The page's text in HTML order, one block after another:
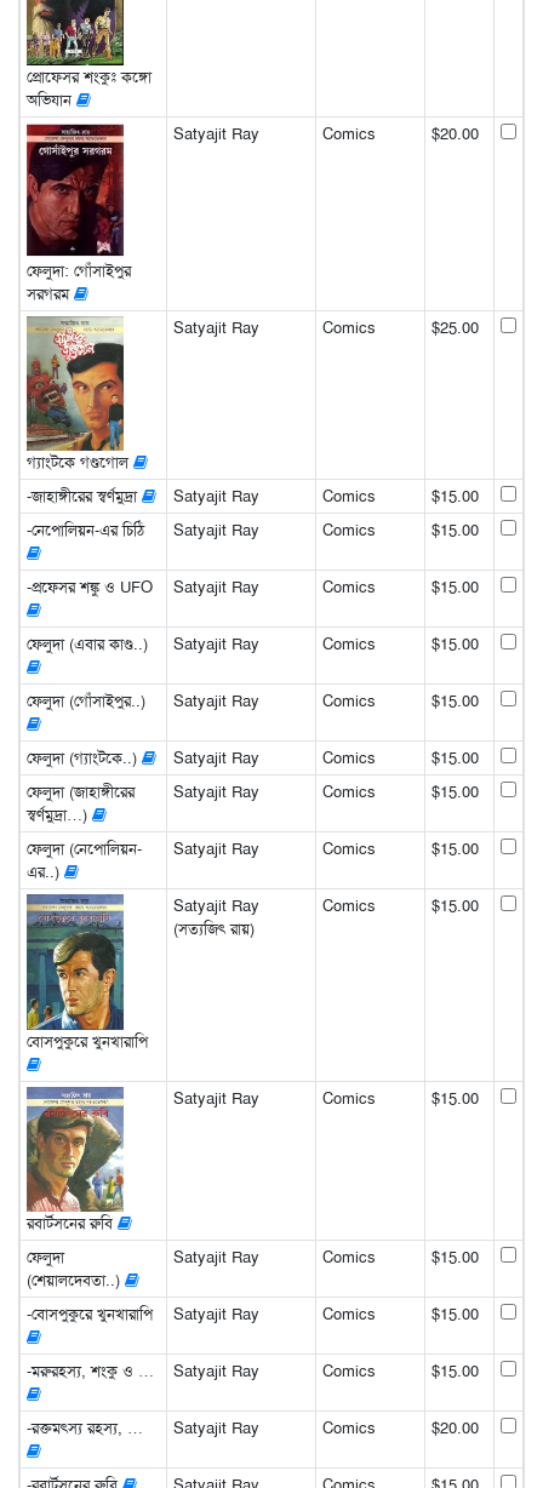
প্রোফেসর শংকুঃ কঙ্গো
অভিযান
ফেলুদা: গোঁসাইপুর
সরগরম
Satyajit Ray Comics $20.00
গ্যাংটকে গণ্ডগোল
Satyajit Ray Comics $25.00
-জাহাঙ্গীরের স্বর্ণমুদ্রা Satyajit Ray Comics
$15.00
-নেপোলিয়ন-এর চিঠি
Satyajit Ray Comics $15.00
-প্রফেসর শঙ্কু ও UFO Satyajit Ray Comics $15.00
ফেলুদা (এবার কাণ্ড..) Satyajit Ray Comics $15.00
ফেলুদা (গোঁসাইপুর..) Satyajit Ray Comics $15.00
ফেলুদা (গ্যাংটকে..) Satyajit Ray Comics
$15.00
ফেলুদা (জাহাঙ্গীরের
স্বর্ণমুদ্রা…)
Satyajit Ray Comics $15.00
ফেলুদা (নেপোলিয়ন-
এর..)
Satyajit Ray Comics $15.00
বোসপুকুরে খুনখারাপি
Satyajit Ray
(সত্যজিৎ রায়)
Comics $15.00
রবার্টসনের রুবি
Satyajit Ray Comics $15.00
ফেলুদা
(শেয়ালদেবতা..)
Satyajit Ray Comics $15.00
-বোসপুকুরে খুনখারাপি Satyajit Ray Comics $15.00
-মরুরহস্য, শংকু ও … Satyajit Ray Comics $15.00
-রক্তমৎস্য রহস্য, … Satyajit Ray Comics $20.00